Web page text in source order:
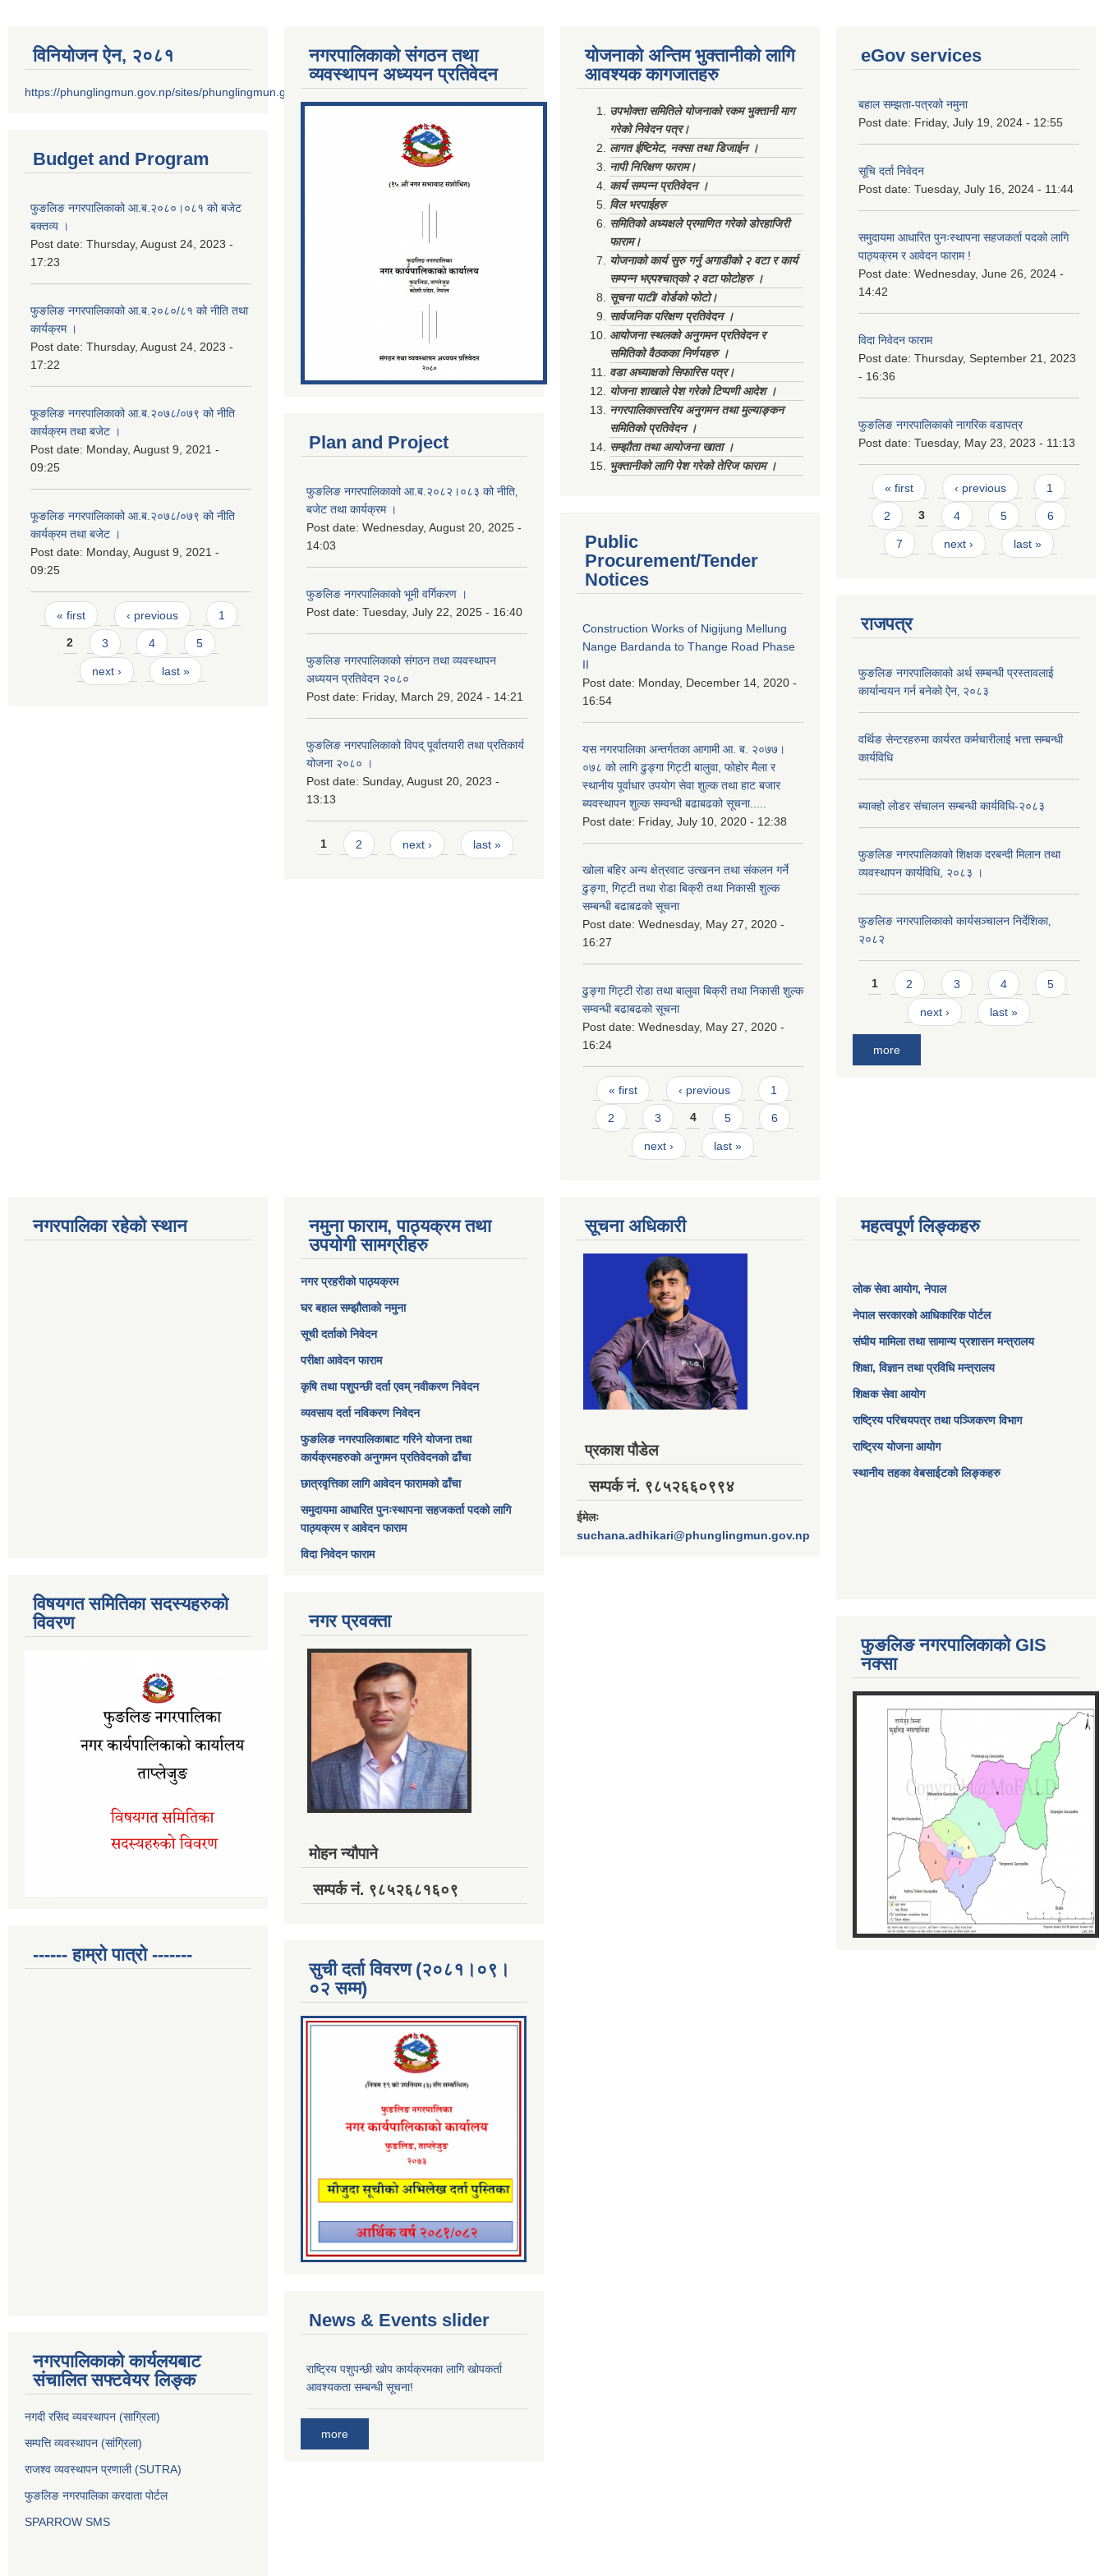
विनियोजन ऐन‚ २०८१
https://phunglingmun.gov.np/sites/phunglingmun.gov.np/files/documents/Al...
Budget and Program
फुङलिङ नगरपालिकाको आ.ब.२०८०।०८१ को बजेट
बक्तव्य ।
Post date: Thursday, August 24, 2023 -
17:23
फुङलिङ नगरपालिकाको आ.ब.२०८०/८१ को नीति तथा
कार्यक्रम ।
Post date: Thursday, August 24, 2023 -
17:22
फूङलिङ नगरपालिकाको आ.ब.२०७८/०७९ को नीति
कार्यक्रम तथा बजेट ।
Post date: Monday, August 9, 2021 -
09:25
फूङलिङ नगरपालिकाको आ.ब.२०७८/०७९ को नीति
कार्यक्रम तथा बजेट ।
Post date: Monday, August 9, 2021 -
09:25
Pages
« first ‹ previous 1
2 3 4 5
next › last »
नगरपालिकाको संगठन तथा
व्यवस्थापन अध्ययन प्रतिवेदन
Plan and Project
फुङलिङ नगरपालिकाको आ.ब.२०८२।०८३ को नीति‚
बजेट तथा कार्यक्रम ।
Post date: Wednesday, August 20, 2025 -
14:03
फुङलिङ नगरपालिकाको भूमी वर्गिकरण ।
Post date: Tuesday, July 22, 2025 - 16:40
फुङलिङ नगरपालिकाको संगठन तथा व्यवस्थापन
अध्ययन प्रतिवेदन २०८०
Post date: Friday, March 29, 2024 - 14:21
फुङलिङ नगरपालिकाको विपद् पूर्वातयारी तथा प्रतिकार्य
योजना २०८० ।
Post date: Sunday, August 20, 2023 -
13:13
Pages
1 2 next › last »
योजनाको अन्तिम भुक्तानीको लागि
आवश्यक कागजातहरु
उपभोक्ता समितिले योजनाको रकम भुक्तानी माग
गरेको निवेदन पत्र।
लागत ईष्टिमेट, नक्सा तथा डिजाईन ।
नापी निरिक्षण फाराम।
कार्य सम्पन्न प्रतिवेदन ।
विल भरपाईहरु
समितिको अध्यक्षले प्रमाणित गरेको डोरहाजिरी
फाराम।
योजनाको कार्य सुरु गर्नु अगाडीको २ वटा र कार्य
सम्पन्न भएपश्चात्‌को २ वटा फोटोहरु ।
सूचना पाटी/ वोर्डको फोटो।
सार्वजनिक परिक्षण प्रतिवेदन ।
आयोजना स्थलको अनुगमन प्रतिवेदन र
समितिको वैठकका निर्णयहरु ।
वडा अध्याक्षको सिफारिस पत्र।
योजना शाखाले पेश गरेको टिप्पणी आदेश ।
नगरपालिकास्तरिय अनुगमन तथा मुल्याङ्कन
समितिको प्रतिवेदन ।
सम्झौता तथा आयोजना खाता ।
भुक्तानीको लागि पेश गरेको तेरिज फाराम ।
Public
Procurement/Tender
Notices
Construction Works of Nigijung Mellung
Nange Bardanda to Thange Road Phase
II
Post date: Monday, December 14, 2020 -
16:54
यस नगरपालिका अन्तर्गतका आगामी आ. ब. २०७७।
०७८ को लागि ढुङ्गा गिट्टी बालुवा, फोहोर मैला र
स्थानीय पूर्वाधार उपयोग सेवा शुल्क तथा हाट बजार
ब्यवस्थापन शुल्क सम्वन्धी बढाबढको सूचना.....
Post date: Friday, July 10, 2020 - 12:38
खोला बहिर अन्य क्षेत्रवाट उत्खनन तथा संकलन गर्ने
ढुङ्गा, गिट्टी तथा रोडा बिक्री तथा निकासी शुल्क
सम्बन्धी बढाबढको सूचना
Post date: Wednesday, May 27, 2020 -
16:27
ढुङ्गा गिट्टी रोडा तथा बालुवा बिक्री तथा निकासी शुल्क
सम्वन्धी बढाबढको सूचना
Post date: Wednesday, May 27, 2020 -
16:24
Pages
« first ‹ previous 1
2 3 4 5 6
next › last »
eGov services
बहाल सम्झता-पत्रको नमुना
Post date: Friday, July 19, 2024 - 12:55
सूचि दर्ता निवेदन
Post date: Tuesday, July 16, 2024 - 11:44
समुदायमा आधारित पुनःस्थापना सहजकर्ता पदको लागि
पाठ्यक्रम र आवेदन फाराम !
Post date: Wednesday, June 26, 2024 -
14:42
विदा निवेदन फाराम
Post date: Thursday, September 21, 2023
- 16:36
फुङलिङ नगरपालिकाको नागरिक वडापत्र
Post date: Tuesday, May 23, 2023 - 11:13
Pages
« first ‹ previous 1
2 3 4 5 6
7 next › last »
राजपत्र
फुङलिङ नगरपालिकाको अर्थ सम्बन्धी प्रस्तावलाई
कार्यान्वयन गर्न बनेको ऐन‚ २०८३
वर्थिङ सेन्टरहरुमा कार्यरत कर्मचारीलाई भत्ता सम्बन्धी
कार्यविधि
ब्याक्हो लोडर संचालन सम्बन्धी कार्यविधि-२०८३
फुङलिङ नगरपालिकाको शिक्षक दरबन्दी मिलान तथा
व्यवस्थापन कार्यविधि, २०८३ ।
फुङलिङ नगरपालिकाको कार्यसञ्चालन निर्देशिका‚
२०८२
Pages
1 2 3 4 5
next › last »
more
नगरपालिका रहेको स्थान
विषयगत समितिका सदस्यहरुको
विवरण
------ हाम्रो पात्रो -------
नगरपालिकाको कार्यलयबाट
संचालित सफ्टवेयर लिङ्क
नगदी रसिद व्यवस्थापन (साग्रिला)
सम्पत्ति व्यवस्थापन (सांग्रिला)
राजश्व व्यवस्थापन प्रणाली (SUTRA)
फुङलिङ नगरपालिका करदाता पोर्टल
SPARROW SMS
नमुना फाराम, पाठ्यक्रम तथा
उपयोगी सामग्रीहरु
नगर प्रहरीको पाठ्यक्रम
घर बहाल सम्झौताको नमुना
सूची दर्ताको निवेदन
परीक्षा आवेदन फाराम
कृषि तथा पशुपन्छी दर्ता एवम् नवीकरण निवेदन
व्यवसाय दर्ता नविकरण निवेदन
फुङलिङ नगरपालिकाबाट गरिने योजना तथा
कार्यक्रमहरुको अनुगमन प्रतिवेदनको ढाँचा
छात्रवृत्तिका लागि आवेदन फारामको ढाँचा
समुदायमा आधारित पुनःस्थापना सहजकर्ता पदको लागि
पाठ्यक्रम र आवेदन फाराम
विदा निवेदन फाराम
नगर प्रवक्ता
मोहन न्यौपाने
सम्पर्क नं. ९८५२६८१६०९
सुची दर्ता विवरण (२०८१।०९।
०२ सम्म)
News & Events slider
राष्ट्रिय पशुपन्छी खोप कार्यक्रमका लागि खोपकर्ता
आवश्यकता सम्बन्धी सूचना!
more
सूचना अधिकारी
प्रकाश पौडेल
सम्पर्क नं. ९८५२६६०९९४
ईमेलः
suchana.adhikari@phunglingmun.gov.np
महत्वपूर्ण लिङ्कहरु
लोक सेवा आयोग, नेपाल
नेपाल सरकारको आधिकारिक पोर्टल
संघीय मामिला तथा सामान्य प्रशासन मन्त्रालय
शिक्षा, विज्ञान तथा प्रविधि मन्त्रालय
शिक्षक सेवा आयोग
राष्ट्रिय परिचयपत्र तथा पञ्जिकरण विभाग
राष्ट्रिय योजना आयोग
स्थानीय तहका वेबसाईटको लिङ्कहरु
फुङलिङ नगरपालिकाको GIS
नक्सा